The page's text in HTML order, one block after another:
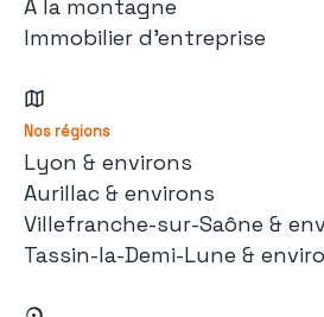
À la montagne
Immobilier d'entreprise
Nos régions
Lyon & environs
Aurillac & environs
Villefranche-sur-Saône &
Tassin-la-Demi-Lune &